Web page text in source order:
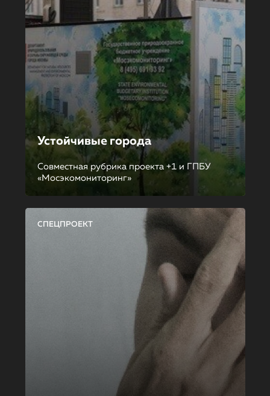
Устойчивые города
Совместная рубрика проекта +1 и ГПБУ
«Мосэкомониторинг»
СПЕЦПРОЕКТ